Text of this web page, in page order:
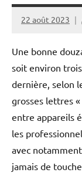
22 août 2023
Une bonne
soit environ
dernière, selon
grosses lettres
entre appareils
les
avec
jamais de